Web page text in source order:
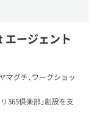
ージェント
マグチ、ワークショッ
365倶楽部」創設を支